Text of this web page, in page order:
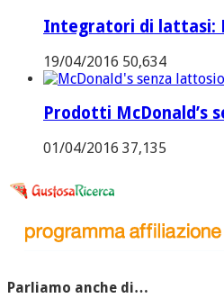
Integratori di lattasi:
19/04/2016 50,634
Prodotti McDonald’s
01/04/2016 37,135
Parliamo anche di…